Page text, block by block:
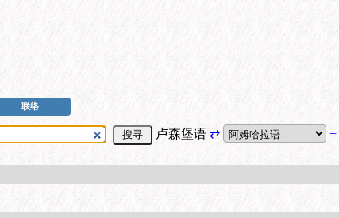
联络
卢森堡语 ⇄ +